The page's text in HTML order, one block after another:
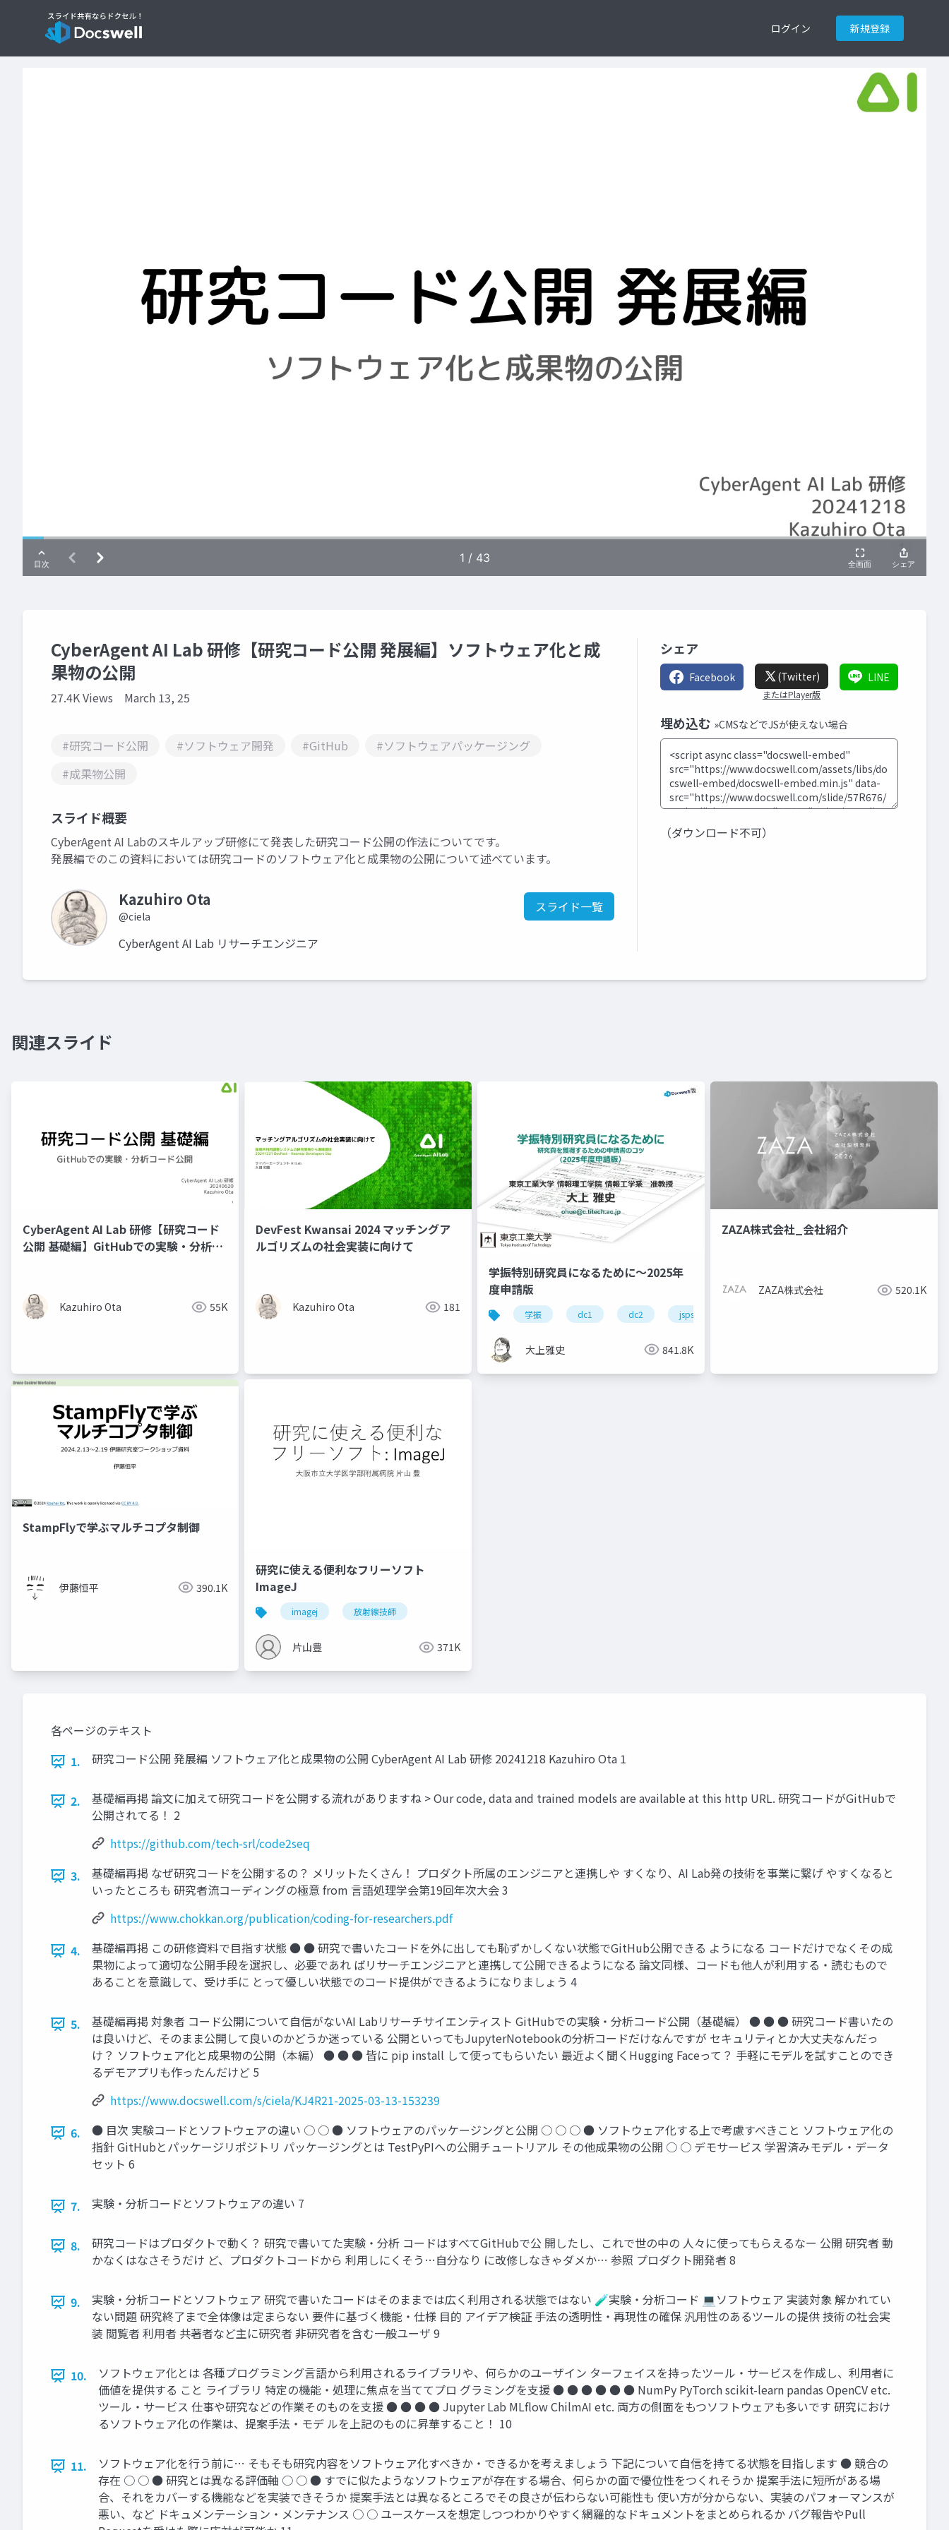
ログイン 新規登録
CyberAgent AI Lab 研修【研究コード公開 発展編】ソフトウェア化と成
果物の公開
27.4K Views March 13, 25
#研究コード公開 #ソフトウェア開発 #GitHub
#ソフトウェアパッケージング
#成果物公開
スライド概要
CyberAgent AI Labのスキルアップ研修にて発表した研究コード公開の作法についてです。
発展編でのこの資料においては研究コードのソフトウェア化と成果物の公開について述べています。
Kazuhiro Ota
@ciela
スライド一覧
CyberAgent AI Lab リサーチエンジニア
シェア
Facebook (Twitter)
またはPlayer版
LINE
埋め込む »CMSなどでJSが使えない場合
（ダウンロード不可）
関連スライド
CyberAgent AI Lab 研修【研究コード
公開 基礎編】GitHubでの実験・分析コ
Kazuhiro Ota 55K
DevFest Kwansai 2024 マッチングア
ルゴリズムの社会実装に向けて
Kazuhiro Ota 181
学振特別研究員になるために～2025年
度申請版
学振 dc1 dc2 jsps
大上雅史 841.8K
ZAZA株式会社_会社紹介
ZAZA株式会社 520.1K
StampFlyで学ぶマルチコプタ制御
伊藤恒平 390.1K
研究に使える便利なフリーソフト
ImageJ
imagej 放射線技師
片山豊 371K
各ページのテキスト
1.
研究コード公開 発展編 ソフトウェア化と成果物の公開 CyberAgent AI Lab 研修 20241218 Kazuhiro Ota 1
2.
基礎編再掲 論文に加えて研究コードを公開する流れがありますね > Our code, data and trained models are available at this http URL. 研究コードがGitHubで
公開されてる！ 2
https://github.com/tech-srl/code2seq
3.
基礎編再掲 なぜ研究コードを公開するの？ メリットたくさん！ プロダクト所属のエンジニアと連携しや すくなり、AI Lab発の技術を事業に繋げ やすくなると
いったところも 研究者流コーディングの極意 from 言語処理学会第19回年次大会 3
https://www.chokkan.org/publication/coding-for-researchers.pdf
4.
基礎編再掲 この研修資料で目指す状態 ● ● 研究で書いたコードを外に出しても恥ずかしくない状態でGitHub公開できる ようになる コードだけでなくその成
果物によって適切な公開手段を選択し、必要であれ ばリサーチエンジニアと連携して公開できるようになる 論文同様、コードも他人が利用する・読むもので
あることを意識して、受け手に とって優しい状態でのコード提供ができるようになりましょう 4
5.
基礎編再掲 対象者 コード公開について自信がないAI Labリサーチサイエンティスト GitHubでの実験・分析コード公開（基礎編） ● ● ● 研究コード書いたの
は良いけど、そのまま公開して良いのかどうか迷っている 公開といってもJupyterNotebookの分析コードだけなんですが セキュリティとか大丈夫なんだっ
け？ ソフトウェア化と成果物の公開（本編） ● ● ● 皆に pip install して使ってもらいたい 最近よく聞くHugging Faceって？ 手軽にモデルを試すことのでき
るデモアプリも作ったんだけど 5
https://www.docswell.com/s/ciela/KJ4R21-2025-03-13-153239
6.
● 目次 実験コードとソフトウェアの違い ○ ○ ● ソフトウェアのパッケージングと公開 ○ ○ ○ ● ソフトウェア化する上で考慮すべきこと ソフトウェア化の
指針 GitHubとパッケージリポジトリ パッケージングとは TestPyPIへの公開チュートリアル その他成果物の公開 ○ ○ デモサービス 学習済みモデル・データ
セット 6
7. 実験・分析コードとソフトウェアの違い 7
8.
研究コードはプロダクトで動く？ 研究で書いてた実験・分析 コードはすべてGitHubで公 開したし、これで世の中の 人々に使ってもらえるなー 公開 研究者 動
かなくはなさそうだけ ど、プロダクトコードから 利用しにくそう…自分なり に改修しなきゃダメか… 参照 プロダクト開発者 8
9.
実験・分析コードとソフトウェア 研究で書いたコードはそのままでは広く利用される状態ではない 🧪実験・分析コード 💻ソフトウェア 実装対象 解かれてい
ない問題 研究終了まで全体像は定まらない 要件に基づく機能・仕様 目的 アイデア検証 手法の透明性・再現性の確保 汎用性のあるツールの提供 技術の社会実
装 閲覧者 利用者 共著者など主に研究者 非研究者を含む一般ユーザ 9
10.
ソフトウェア化とは 各種プログラミング言語から利用されるライブラリや、何らかのユーザイン ターフェイスを持ったツール・サービスを作成し、利用者に
価値を提供する こと ライブラリ 特定の機能・処理に焦点を当ててプロ グラミングを支援 ● ● ● ● ● ● NumPy PyTorch scikit-learn pandas OpenCV etc.
ツール・サービス 仕事や研究などの作業そのものを支援 ● ● ● ● Jupyter Lab MLﬂow ChilmAI etc. 両方の側面をもつソフトウェアも多いです 研究におけ
るソフトウェア化の作業は、提案手法・モデ ルを上記のものに昇華すること！ 10
11.
ソフトウェア化を行う前に… そもそも研究内容をソフトウェア化すべきか・できるかを考えましょう 下記について自信を持てる状態を目指します ● 競合の
存在 ○ ○ ● 研究とは異なる評価軸 ○ ○ ● すでに似たようなソフトウェアが存在する場合、何らかの面で優位性をつくれそうか 提案手法に短所がある場
合、それをカバーする機能などを実装できそうか 提案手法とは異なるところでその良さが伝わらない可能性も 使い方が分からない、実装のパフォーマンスが
悪い、など ドキュメンテーション・メンテナンス ○ ○ ユースケースを想定しつつわかりやすく網羅的なドキュメントをまとめられるか バグ報告やPull